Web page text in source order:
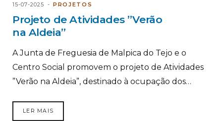
15-07-2025 PROJETOS
Projeto de Atividades ”Verão
na Aldeia”
A Junta de Freguesia de Malpica do Tejo e o
Centro Social promovem o projeto de Atividades
”Verão na Aldeia”, destinado à ocupação dos…
LER MAIS